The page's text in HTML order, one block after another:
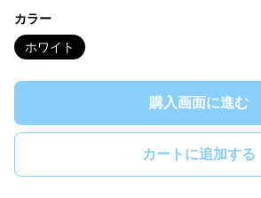
カラー
ホワイト
購入画面に進む
カートに追加する